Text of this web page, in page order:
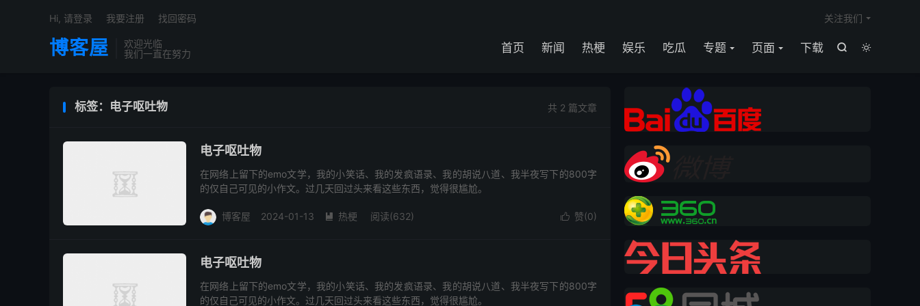
博客屋
欢迎光临
我们一直在努力


首页 新闻 热梗 娱乐 吃瓜 专题 页面 下载
关注我们
Hi, 请登录 我要注册 找回密码
共 2 篇文章
标签：电子呕吐物
电子呕吐物
在网络上留下的emo文学，我的小笑话、我的发疯语录、我的胡说八道、我半夜写下的800字
的仅自己可见的小作文。过几天回过头来看这些东西，觉得很尴尬。
 赞(0)
博客屋 2024-01-13  热梗 阅读(632)
电子呕吐物
在网络上留下的emo文学，我的小笑话、我的发疯语录、我的胡说八道、我半夜写下的800字
的仅自己可见的小作文。过几天回过头来看这些东西，觉得很尴尬。